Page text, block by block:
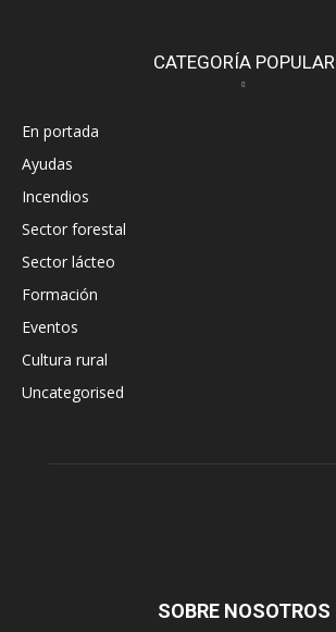
CATEGORÍA POPULAR
En portada
Ayudas
Incendios
Sector forestal
Sector lácteo
Formación
Eventos
Cultura rural
Uncategorised
SOBRE NOSOTROS